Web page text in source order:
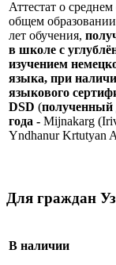
Аттестат о
общем
лет обучения,
в школе с
изучением
языка, при
языкового
DSD (полученный
года - Mijnakarg
Yndhanur Krtutyan
Для граждан
В наличии